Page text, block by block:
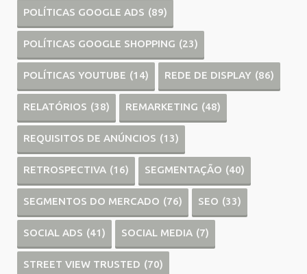
POLÍTICAS GOOGLE ADS (89)
POLÍTICAS GOOGLE SHOPPING (23)
POLÍTICAS YOUTUBE (14) REDE DE DISPLAY (86)
RELATÓRIOS (38) REMARKETING (48)
REQUISITOS DE ANÚNCIOS (13)
RETROSPECTIVA (16) SEGMENTAÇÃO (40)
SEGMENTOS DO MERCADO (76) SEO (33)
SOCIAL ADS (41) SOCIAL MEDIA (7)
STREET VIEW TRUSTED (70)